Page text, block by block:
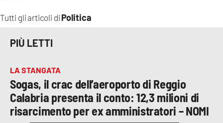
Tutti gli articoli di Politica
PIÙ LETTI
LA STANGATA
Sogas, il crac dell’aeroporto di Reggio
Calabria presenta il conto: 12,3 milioni di
risarcimento per ex amministratori – NOMI